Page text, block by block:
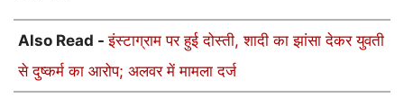
Also Read -इंस्टाग्राम पर हुई दोस्ती, शादी का झांसा देकर युवती
से दुष्कर्म का आरोप; अलवर में मामला दर्ज